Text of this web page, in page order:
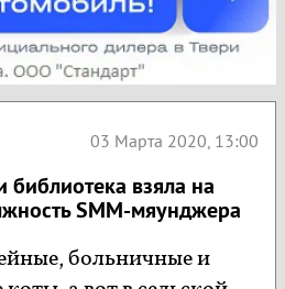
03 Марта 2020, 13:00
библиотека взяла на
SMM-мяунджера
больничные и